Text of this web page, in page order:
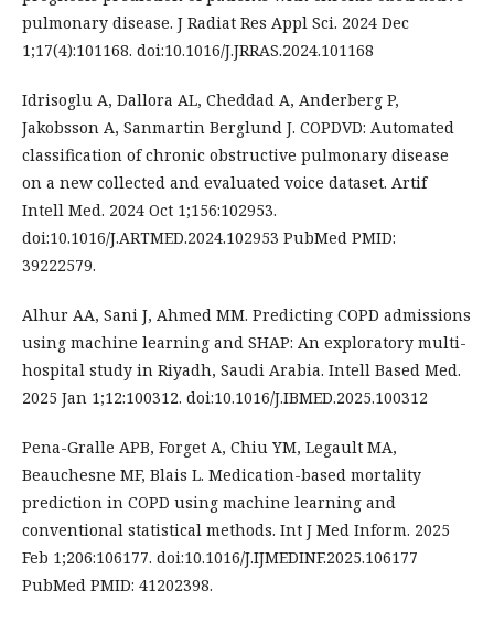
pulmonary disease. J Radiat Res Appl Sci. 2024 Dec
1;17(4):101168. doi:10.1016/J.JRRAS.2024.101168
Idrisoglu A, Dallora AL, Cheddad A, Anderberg P,
Jakobsson A, Sanmartin Berglund J. COPDVD: Automated
classification of chronic obstructive pulmonary disease
on a new collected and evaluated voice dataset. Artif
Intell Med. 2024 Oct 1;156:102953.
doi:10.1016/J.ARTMED.2024.102953 PubMed PMID:
39222579.
Alhur AA, Sani J, Ahmed MM. Predicting COPD admissions
using machine learning and SHAP: An exploratory multi-
hospital study in Riyadh, Saudi Arabia. Intell Based Med.
2025 Jan 1;12:100312. doi:10.1016/J.IBMED.2025.100312
Pena-Gralle APB, Forget A, Chiu YM, Legault MA,
Beauchesne MF, Blais L. Medication-based mortality
prediction in COPD using machine learning and
conventional statistical methods. Int J Med Inform. 2025
Feb 1;206:106177. doi:10.1016/J.IJMEDINF.2025.106177
PubMed PMID: 41202398.